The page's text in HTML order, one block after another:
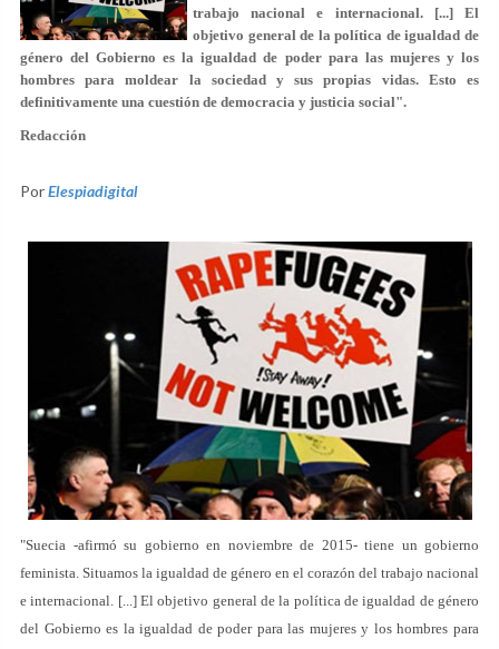
trabajo nacional e internacional. [...] El
objetivo general de la política de igualdad de
género del Gobierno es la igualdad de poder para las mujeres y los
hombres para moldear la sociedad y sus propias vidas. Esto es
definitivamente una cuestión de democracia y justicia social".
Redacción
PorElespiadigital
"Suecia -afirmó su gobierno en noviembre de 2015- tiene un gobierno
feminista. Situamos la igualdad de género en el corazón del trabajo nacional
e internacional. [...] El objetivo general de la política de igualdad de género
del Gobierno es la igualdad de poder para las mujeres y los hombres para